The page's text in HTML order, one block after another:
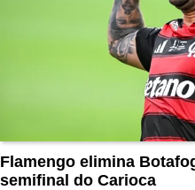
Flamengo elimina
semifinal do Carioca